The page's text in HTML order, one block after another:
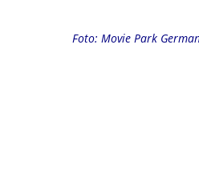
Foto: Movie Park